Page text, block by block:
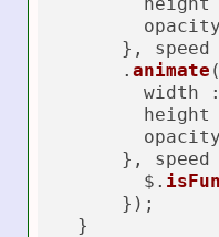
}, speed
      .
animate
width
height
}, speed
        $.
      });
  }